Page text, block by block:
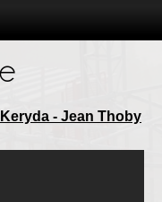
- Jean Thoby